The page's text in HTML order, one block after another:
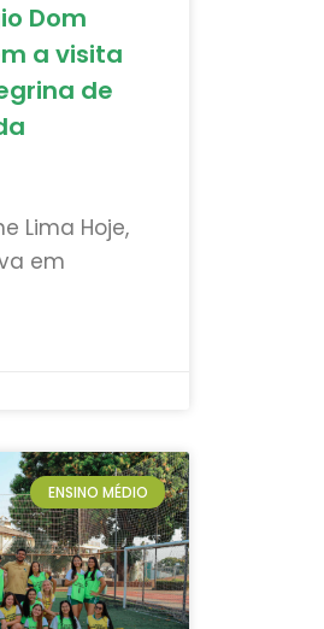
Dom
a visita
de
Lima Hoje,
em
ENSINO MÉDIO